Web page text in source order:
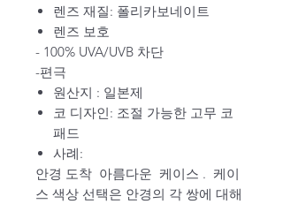
렌즈 재질: 폴리카보네이트
렌즈 보호
- 100% UVA/UVB 차단
-편극
원산지 : 일본제
코 디자인: 조절 가능한 고무 코
패드
사례:
안경 도착 아름다운 케이스 . 케이
스 색상 선택은 안경의 각 쌍에 대해